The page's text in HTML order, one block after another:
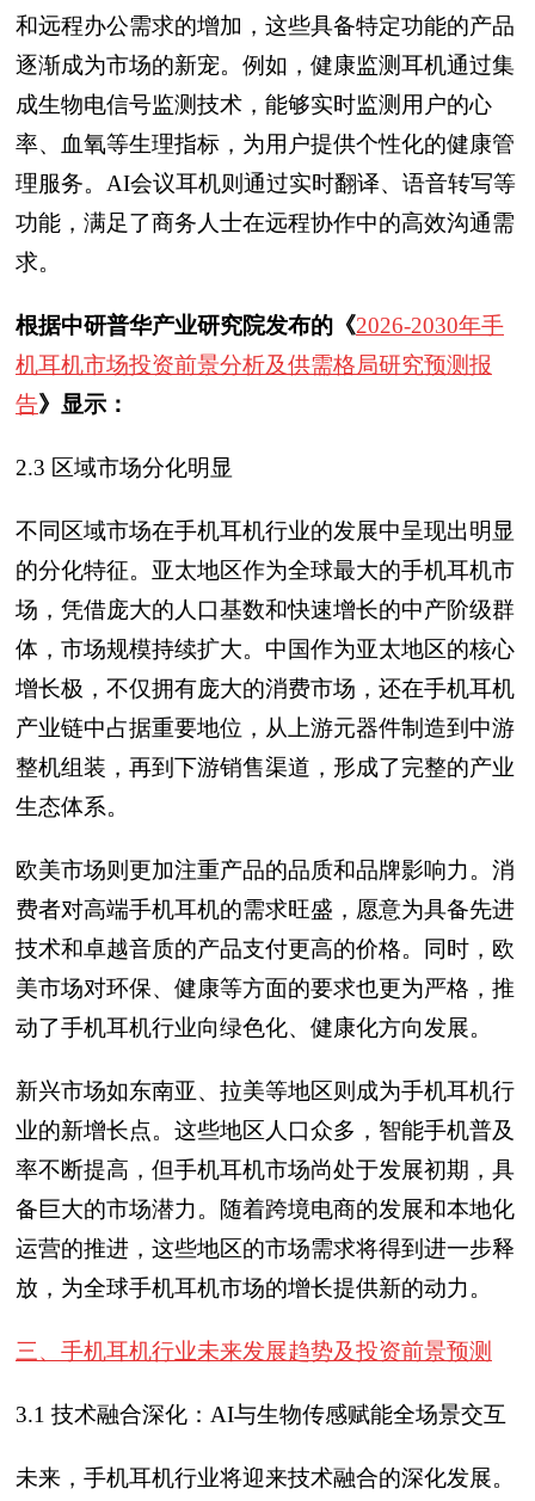
和远程办公需求的增加，这些具备特定功能的产品
逐渐成为市场的新宠。例如，健康监测耳机通过集
成生物电信号监测技术，能够实时监测用户的心
率、血氧等生理指标，为用户提供个性化的健康管
理服务。AI会议耳机则通过实时翻译、语音转写等
功能，满足了商务人士在远程协作中的高效沟通需
求。
根据中研普华产业研究院发布的《2026-2030年手
机耳机市场投资前景分析及供需格局研究预测报
告》显示：
2.3 区域市场分化明显
不同区域市场在手机耳机行业的发展中呈现出明显
的分化特征。亚太地区作为全球最大的手机耳机市
场，凭借庞大的人口基数和快速增长的中产阶级群
体，市场规模持续扩大。中国作为亚太地区的核心
增长极，不仅拥有庞大的消费市场，还在手机耳机
产业链中占据重要地位，从上游元器件制造到中游
整机组装，再到下游销售渠道，形成了完整的产业
生态体系。
欧美市场则更加注重产品的品质和品牌影响力。消
费者对高端手机耳机的需求旺盛，愿意为具备先进
技术和卓越音质的产品支付更高的价格。同时，欧
美市场对环保、健康等方面的要求也更为严格，推
动了手机耳机行业向绿色化、健康化方向发展。
新兴市场如东南亚、拉美等地区则成为手机耳机行
业的新增长点。这些地区人口众多，智能手机普及
率不断提高，但手机耳机市场尚处于发展初期，具
备巨大的市场潜力。随着跨境电商的发展和本地化
运营的推进，这些地区的市场需求将得到进一步释
放，为全球手机耳机市场的增长提供新的动力。
三、手机耳机行业未来发展趋势及投资前景预测
3.1 技术融合深化：AI与生物传感赋能全场景交互
未来，手机耳机行业将迎来技术融合的深化发展。